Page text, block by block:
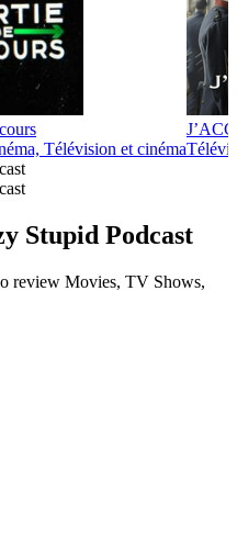
Télévision et cinéma
Stupid Podcast
review Movies, TV Shows,